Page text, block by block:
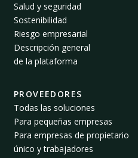
Salud y seguridad
Sostenibilidad
Riesgo empresarial
Descripción general
de la plataforma
PROVEEDORES
Todas las soluciones
Para pequeñas empresas
Para empresas de propietario
único y trabajadores